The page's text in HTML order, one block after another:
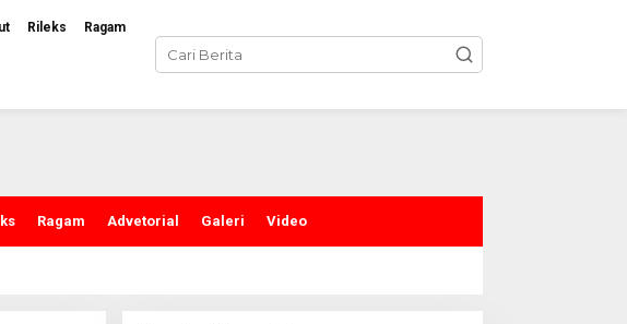
Rileks Ragam
Ragam Advetorial Galeri Video